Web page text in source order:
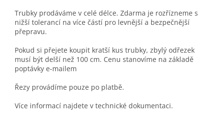
Trubky prodáváme v celé délce. Zdarma je rozřízneme s
nižší tolerancí na více částí pro levnější a bezpečnější
přepravu.
Pokud si přejete koupit kratší kus trubky, zbylý odřezek
musí být delší než 100 cm. Cenu stanovíme na základě
poptávky e-mailem
Řezy provádíme pouze po platbě.
Více informací najdete v technické dokumentaci.